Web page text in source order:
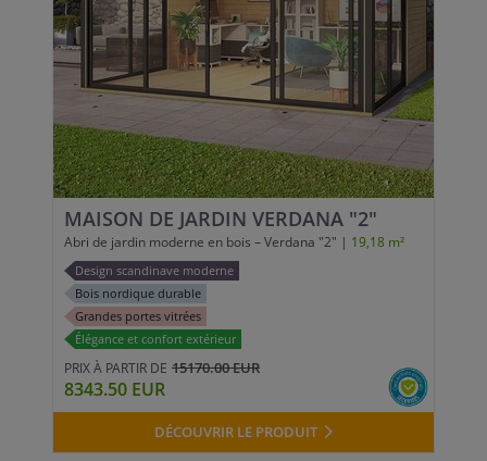
MAISON DE JARDIN VERDANA "2"
Abri de jardin moderne en bois – Verdana "2" | 19,18 m²
Design scandinave moderne
Bois nordique durable
Grandes portes vitrées
Élégance et confort extérieur
PRIX À PARTIR DE 15170.00 EUR
8343.50 EUR
DÉCOUVRIR LE PRODUIT